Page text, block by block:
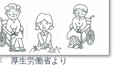
厚生労働省より